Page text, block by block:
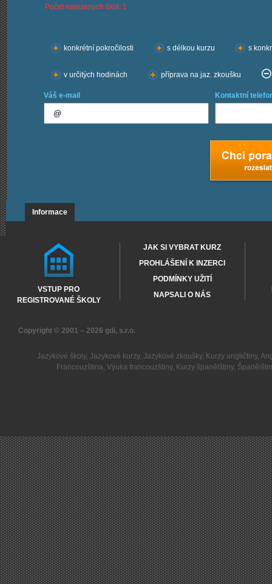
Počet nalezených škol: 1
konkrétní pokročilosti
s délkou kurzu s
v určitých hodinách příprava na jaz. zkoušku
Váš e-mail Kontaktní
Informace
VSTUP PRO
REGISTROVANÉ ŠKOLY
JAK SI VYBRAT KURZ
PROHLÁŠENÍ K INZERCI
PODMÍNKY UŽITÍ
NAPSALI O NÁS
Copyright © 2001 – 2026 gdi, s.r.o.
Jazykové školy, Jazykové kurzy, Jazykové zkoušky, Kurzy angličtiny,
Francouzština,Výuka francouzštiny, Kurzy španělštiny,